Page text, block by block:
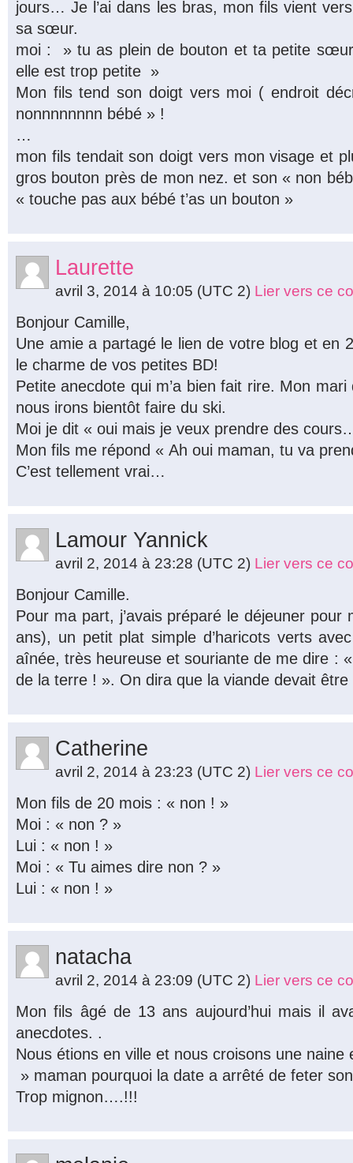
jours… Je l’ai dans les bras, mon fils vient
sa sœur.
moi : » tu as plein de bouton et ta petite
elle est trop petite »
Mon fils tend son doigt vers moi ( endroit
nonnnnnnnn bébé » !
…
mon fils tendait son doigt vers mon visage et
gros bouton près de mon nez. et son « non
« touche pas aux bébé t’as un bouton »
Laurette
avril 3, 2014 à 10:05 (UTC 2) Lier vers ce
Bonjour Camille,
Une amie a partagé le lien de votre blog et en
le charme de vos petites BD!
Petite anecdote qui m’a bien fait rire. Mon
nous irons bientôt faire du ski.
Moi je dit « oui mais je veux prendre des
Mon fils me répond « Ah oui maman, tu va
C’est tellement vrai…
Lamour Yannick
avril 2, 2014 à 23:28 (UTC 2) Lier vers ce
Bonjour Camille.
Pour ma part, j’avais préparé le déjeuner
ans), un petit plat simple d’haricots verts
aînée, très heureuse et souriante de me dire :
de la terre ! ». On dira que la viande devait
Catherine
avril 2, 2014 à 23:23 (UTC 2) Lier vers ce
Mon fils de 20 mois : « non ! »
Moi : « non ? »
Lui : « non ! »
Moi : « Tu aimes dire non ? »
Lui : « non ! »
natacha
avril 2, 2014 à 23:09 (UTC 2) Lier vers ce
Mon fils âgé de 13 ans aujourd’hui mais il
anecdotes. .
Nous étions en ville et nous croisons une naine
» maman pourquoi la date a arrêté de feter
Trop mignon….!!!